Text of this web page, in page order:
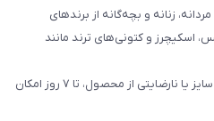
زنانه و بچه‌گانه از برندهای
اسکیچرز و کتونی‌های ترند مانند
امکان مرجوعی: در صورت عدم تطابق سایز یا نارضایتی از محصول، تا ۷ روز امکان